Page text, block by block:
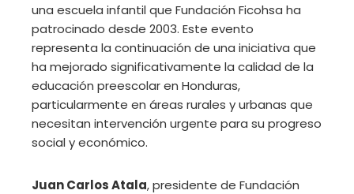
una escuela infantil que Fundación Ficohsa ha
patrocinado desde 2003. Este evento
representa la continuación de una iniciativa que
ha mejorado significativamente la calidad de la
educación preescolar en Honduras,
particularmente en áreas rurales y urbanas que
necesitan intervención urgente para su progreso
social y económico.
Juan Carlos Atala, presidente de Fundación